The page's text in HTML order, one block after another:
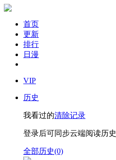
首页
更新
排行
日漫
VIP
历史
我看过的清除记录
登录后可同步云端阅读历史
全部历史(0)